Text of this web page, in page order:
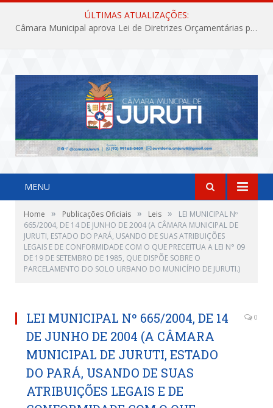
ÚLTIMAS ATUALIZAÇÕES:
Câmara Municipal aprova Lei de Diretrizes Orçamentárias para o exercício financeiro de 2027
MENU
Home » Publicações Oficiais » Leis »
LEI MUNICIPAL Nº
665/2004, DE 14 DE JUNHO DE 2004 (A CÂMARA MUNICIPAL DE
JURUTI, ESTADO DO PARÁ, USANDO DE SUAS ATRIBUIÇÕES
LEGAIS E DE CONFORMIDADE COM O QUE PRECEITUA A LEI N° 09
DE 19 DE SETEMBRO DE 1985, QUE DISPÕE SOBRE O
PARCELAMENTO DO SOLO URBANO DO MUNICÍPIO DE JURUTI.)
LEI MUNICIPAL Nº 665/2004, DE 14
DE JUNHO DE 2004 (A CÂMARA
MUNICIPAL DE JURUTI, ESTADO
DO PARÁ, USANDO DE SUAS
ATRIBUIÇÕES LEGAIS E DE
0